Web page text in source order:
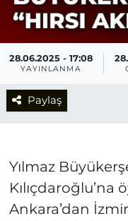
28.06.2025 - 17:08
YAYINLANMA
Paylaş
Yılmaz
Kılıçdaroğlu’na
Ankara’dan